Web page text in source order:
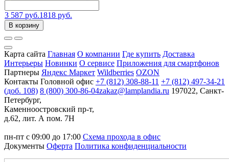
3 587 руб.1818 руб.
В корзину
Карта сайта Главная О компании Где купить Доставка
Интерьеры Новинки О сервисе Приложения для смартфонов
Партнеры Яндекс Маркет Wildberries OZON
Контакты Головной офис +7 (812) 308-88-11 +7 (812) 497-34-21
(доб. 108) 8 (800) 300-86-04zakaz@lamplandia.ru 197022, Санкт-
Петербург,
Каменноостровский пр-т,
д.62, лит. А пом. 7Н
пн-пт с 09:00 до 17:00 Схема прохода в офис
Документы Оферта Политика конфиденциальности